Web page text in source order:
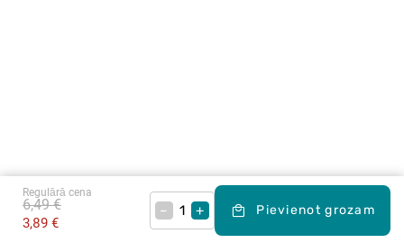
Regulārā cena
3,89 €
6,49 € – + Pievienot grozam